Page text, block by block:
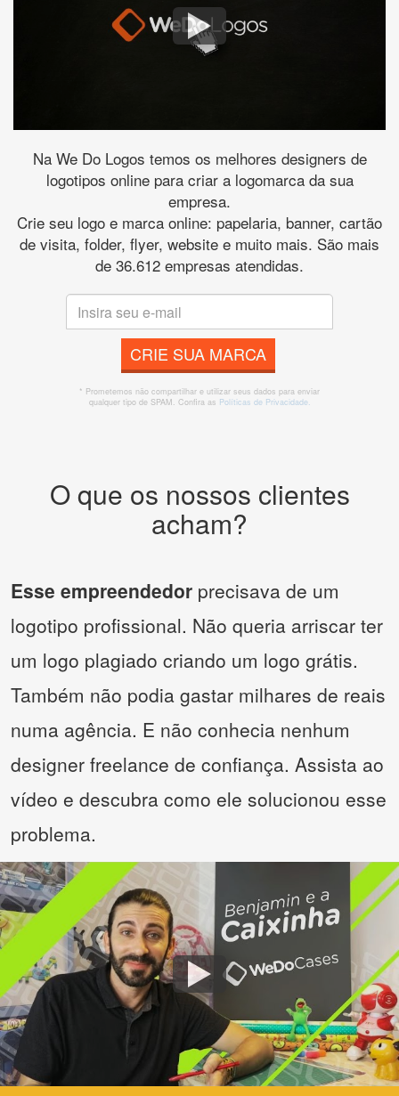
Na We Do Logos temos os melhores designers de
logotipos online para criar a logomarca da sua
empresa.
Crie seu logo e marca online: papelaria, banner, cartão
de visita, folder, flyer, website e muito mais. São mais
de 36.612 empresas atendidas.
CRIE SUA MARCA
* Prometemos não compartilhar e utilizar seus dados para enviar
qualquer tipo de SPAM. Confira as Políticas de Privacidade.
O que os nossos clientes
acham?
Esse empreendedor precisava de um
logotipo profissional. Não queria arriscar ter
um logo plagiado criando um logo grátis.
Também não podia gastar milhares de reais
numa agência. E não conhecia nenhum
designer freelance de confiança. Assista ao
vídeo e descubra como ele solucionou esse
problema.